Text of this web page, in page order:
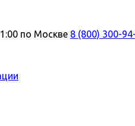
по Москве 8 (800) 300-